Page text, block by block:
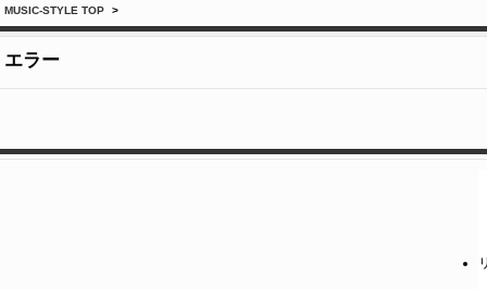
MUSIC-STYLE TOP >
エラー